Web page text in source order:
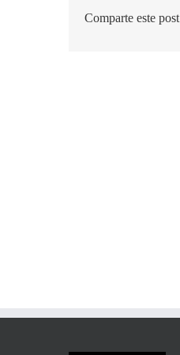
Comparte este post